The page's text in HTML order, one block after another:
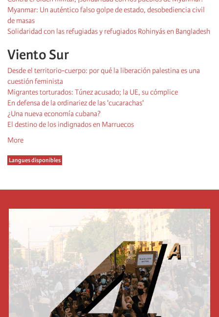
Myanmar: Un auténtico falso golpe de estado, desobediencia civil
de masas
Solidaridad con las refugiadas y refugiados Rohinyás en Bangladesh
Viento Sur
Desde el territorio-cuerpo: por qué la liberación palestina es una
cuestión feminista
Migrantes torturados: Túnez acusado; la UE, su cómplice
En defensa de la ordinariez de las 'cucarachas'
¿Una nueva economía cubana?
El destino de los indignados en Marruecos
More
Langues disponibles